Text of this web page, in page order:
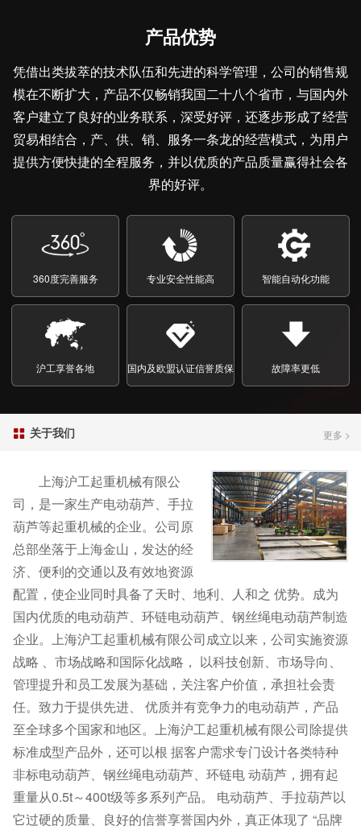
产品优势
凭借出类拔萃的技术队伍和先进的科学管理，公司的销售规
模在不断扩大，产品不仅畅销我国二十八个省市，与国内外
客户建立了良好的业务联系，深受好评，还逐步形成了经营
贸易相结合，产、供、销、服务一条龙的经营模式，为用户
提供方便快捷的全程服务，并以优质的产品质量赢得社会各
界的好评。
360度完善服务 专业安全性能高 智能自动化功能
沪工享誉各地 国内及欧盟认证信誉质保 故障率更低
 关于我们 更多 >
上海沪工起重机械有限公
司，是一家生产电动葫芦、手拉
葫芦等起重机械的企业。公司原
总部坐落于上海金山，发达的经
济、便利的交通以及有效地资源
配置，使企业同时具备了天时、地利、人和之 优势。成为
国内优质的电动葫芦、环链电动葫芦、钢丝绳电动葫芦制造
企业。上海沪工起重机械有限公司成立以来，公司实施资源
战略 、市场战略和国际化战略， 以科技创新、市场导向、
管理提升和员工发展为基础，关注客户价值，承担社会责
任。致力于提供先进、 优质并有竞争力的电动葫芦，产品
至全球多个国家和地区。上海沪工起重机械有限公司除提供
标准成型产品外，还可以根 据客户需求专门设计各类特种
非标电动葫芦、钢丝绳电动葫芦、环链电 动葫芦，拥有起
重量从0.5t～400t级等多系列产品。 电动葫芦、手拉葫芦以
它过硬的质量、良好的信誉享誉国内外，真正体现了 “品牌